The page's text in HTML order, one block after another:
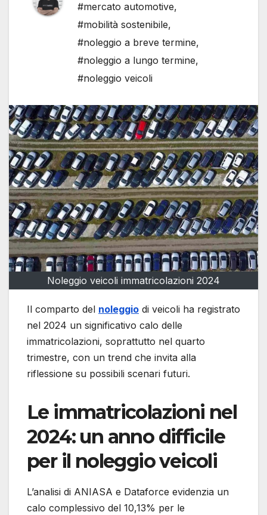
#mercato automotive,
#mobilità sostenibile,
#noleggio a breve termine,
#noleggio a lungo termine,
#noleggio veicoli
Noleggio veicoli immatricolazioni 2024
Il comparto del noleggio di veicoli ha registrato
nel 2024 un significativo calo delle
immatricolazioni, soprattutto nel quarto
trimestre, con un trend che invita alla
riflessione su possibili scenari futuri.
Le immatricolazioni nel
2024: un anno difficile
per il noleggio veicoli
L’analisi di ANIASA e Dataforce evidenzia un
calo complessivo del 10,13% per le